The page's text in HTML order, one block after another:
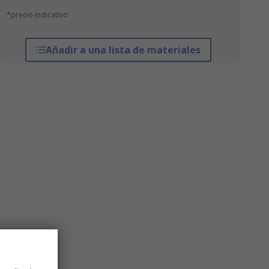
*precio indicativo
Añadir a una lista de materiales